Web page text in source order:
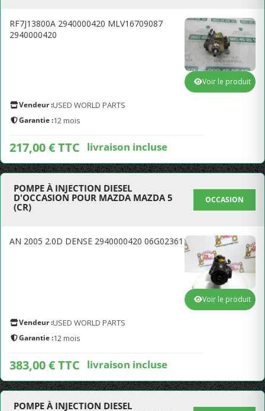
RF7J13800A 2940000420 MLV16709087
2940000420
Vendeur :USED WORLD PARTS
Garantie :12 mois
217,00 € TTC livraison incluse
Voir le produit
POMPE À INJECTION DIESEL
D'OCCASION POUR MAZDA MAZDA 5
(CR)
OCCASION
AN 2005 2.0D DENSE 2940000420 06G02361
Vendeur :USED WORLD PARTS
Garantie :12 mois
383,00 € TTC livraison incluse
Voir le produit
POMPE À INJECTION DIESEL